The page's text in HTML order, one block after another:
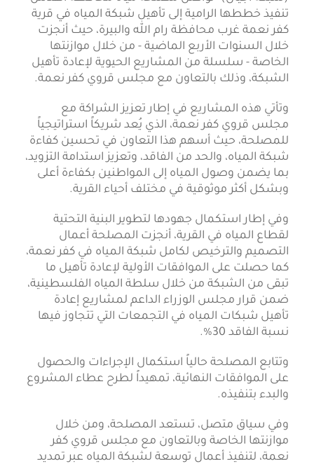
تنفيذ خططها الرامية إلى تأهيل شبكة المياه في قرية
كفر نعمة غرب محافظة رام الله والبيرة، حيث أنجزت
خلال السنوات الأربع الماضية - من خلال موازنتها
الخاصة - سلسلة من المشاريع الحيوية لإعادة تأهيل
الشبكة، وذلك بالتعاون مع مجلس قروي كفر نعمة.
وتأتي هذه المشاريع في إطار تعزيز الشراكة مع
مجلس قروي كفر نعمة، الذي يُعد شريكاً استراتيجياً
للمصلحة، حيث أسهم هذا التعاون في تحسين كفاءة
شبكة المياه، والحد من الفاقد، وتعزيز استدامة التزويد،
بما يضمن وصول المياه إلى المواطنين بكفاءة أعلى
وبشكل أكثر موثوقية في مختلف أحياء القرية.
وفي إطار استكمال جهودها لتطوير البنية التحتية
لقطاع المياه في القرية، أنجزت المصلحة أعمال
التصميم والترخيص لكامل شبكة المياه في كفر نعمة،
كما حصلت على الموافقات الأولية لإعادة تأهيل ما
تبقى من الشبكة من خلال سلطة المياه الفلسطينية،
ضمن قرار مجلس الوزراء الداعم لمشاريع إعادة
تأهيل شبكات المياه في التجمعات التي تتجاوز فيها
نسبة الفاقد 30%.
وتتابع المصلحة حالياً استكمال الإجراءات والحصول
على الموافقات النهائية، تمهيداً لطرح عطاء المشروع
والبدء بتنفيذه.
وفي سياق متصل، تستعد المصلحة، ومن خلال
موازنتها الخاصة وبالتعاون مع مجلس قروي كفر
نعمة، لتنفيذ أعمال توسعة لشبكة المياه عبر تمديد